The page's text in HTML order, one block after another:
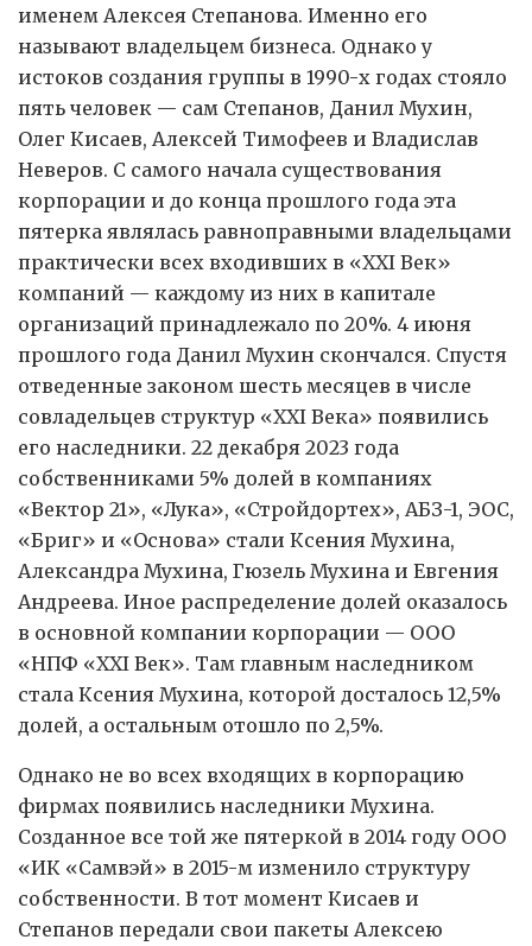
именем Алексея Степанова. Именно его
называют владельцем бизнеса. Однако у
истоков создания группы в 1990-х годах стояло
пять человек — сам Степанов, Данил Мухин,
Олег Кисаев, Алексей Тимофеев и Владислав
Неверов. С самого начала существования
корпорации и до конца прошлого года эта
пятерка являлась равноправными владельцами
практически всех входивших в «XXI Век»
компаний — каждому из них в капитале
организаций принадлежало по 20%. 4 июня
прошлого года Данил Мухин скончался. Спустя
отведенные законом шесть месяцев в числе
совладельцев структур «XXI Века» появились
его наследники. 22 декабря 2023 года
собственниками 5% долей в компаниях
«Вектор 21», «Лука», «Стройдортех», АБЗ-1, ЭОС,
«Бриг» и «Основа» стали Ксения Мухина,
Александра Мухина, Гюзель Мухина и Евгения
Андреева. Иное распределение долей оказалось
в основной компании корпорации — ООО
«НПФ «XXI Век». Там главным наследником
стала Ксения Мухина, которой досталось 12,5%
долей, а остальным отошло по 2,5%.
Однако не во всех входящих в корпорацию
фирмах появились наследники Мухина.
Созданное все той же пятеркой в 2014 году ООО
«ИК «Самвэй» в 2015-м изменило структуру
собственности. В тот момент Кисаев и
Степанов передали свои пакеты Алексею